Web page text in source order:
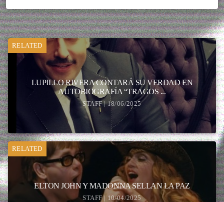
RELATED
LUPILLO RIVERA CONTARÁ SU VERDAD EN
AUTOBIOGRAFÍA “TRAGOS ...
STAFF | 18/06/2025
RELATED
ELTON JOHN Y MADONNA SELLAN LA PAZ
STAFF | 10/04/2025